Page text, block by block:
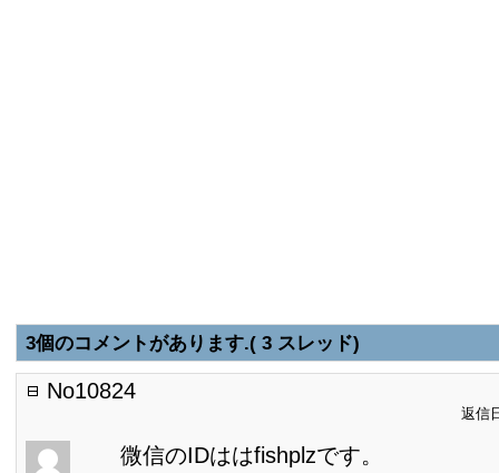
3個のコメントがあります.( 3 スレッド)
No10824
返信
微信のIDははfishplzです。